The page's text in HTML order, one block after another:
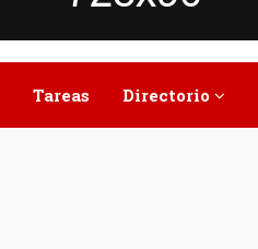
Tareas Directorio